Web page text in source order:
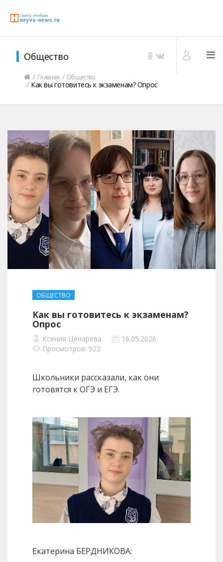
Общество
Главная Общество
Как вы готовитесь к экзаменам? Опрос
ОБЩЕСТВО
Как вы готовитесь к экзаменам?
Опрос
Ксения Ценарева
16.05.2026
Просмотров: 922
Школьники рассказали, как они
готовятся к ОГЭ и ЕГЭ.
Екатерина БЕРДНИКОВА: